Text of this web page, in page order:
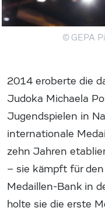
© GEPA
2014 eroberte die
Judoka Michaela
Jugendspielen in
internationale
zehn Jahren
– sie kämpft für
Medaillen-Bank in
holte sie die erste